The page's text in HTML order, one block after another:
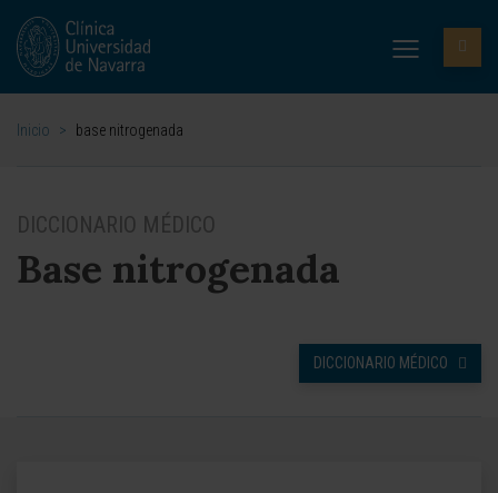
Inicio > base nitrogenada
DICCIONARIO MÉDICO
Base nitrogenada
DICCIONARIO MÉDICO